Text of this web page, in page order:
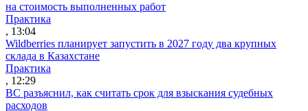
на стоимость выполненных работ
Практика
, 13:04
Wildberries планирует запустить в 2027 году два крупных
склада в Казахстане
Практика
, 12:29
ВС разъяснил, как считать срок для взыскания судебных
расходов